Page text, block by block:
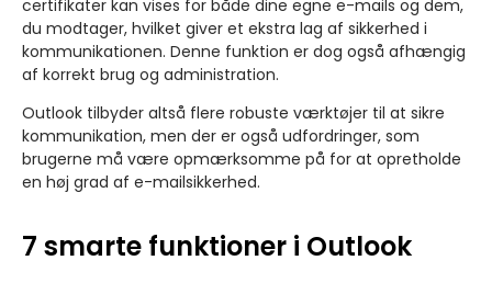
certifikater kan vises for både dine egne e-mails og dem,
du modtager, hvilket giver et ekstra lag af sikkerhed i
kommunikationen. Denne funktion er dog også afhængig
af korrekt brug og administration.
Outlook tilbyder altså flere robuste værktøjer til at sikre
kommunikation, men der er også udfordringer, som
brugerne må være opmærksomme på for at opretholde
en høj grad af e-mailsikkerhed.
7 smarte funktioner i Outlook